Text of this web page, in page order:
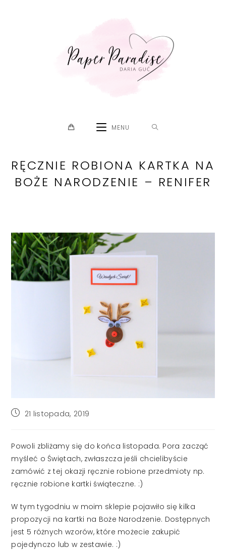
MENU
RĘCZNIE ROBIONA KARTKA NA
BOŻE NARODZENIE – RENIFER
Post21 listopada, 2019
Powoli zbliżamy się do końca listopada. Pora zacząć
myśleć o Świętach, zwłaszcza jeśli chcielibyście
zamówić z tej okazji ręcznie robione przedmioty np.
ręcznie robione kartki świąteczne. :)
W tym tygodniu w moim sklepie pojawiło się kilka
propozycji na kartki na Boże Narodzenie. Dostępnych
jest 5 różnych wzorów, które możecie zakupić
pojedynczo lub w zestawie. :)